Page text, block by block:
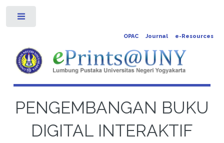
OPAC Journal e-Resources
PENGEMBANGAN BUKU
DIGITAL INTERAKTIF